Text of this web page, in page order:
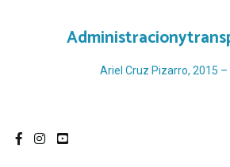
Ariel Cruz Pizarro, 2015 –